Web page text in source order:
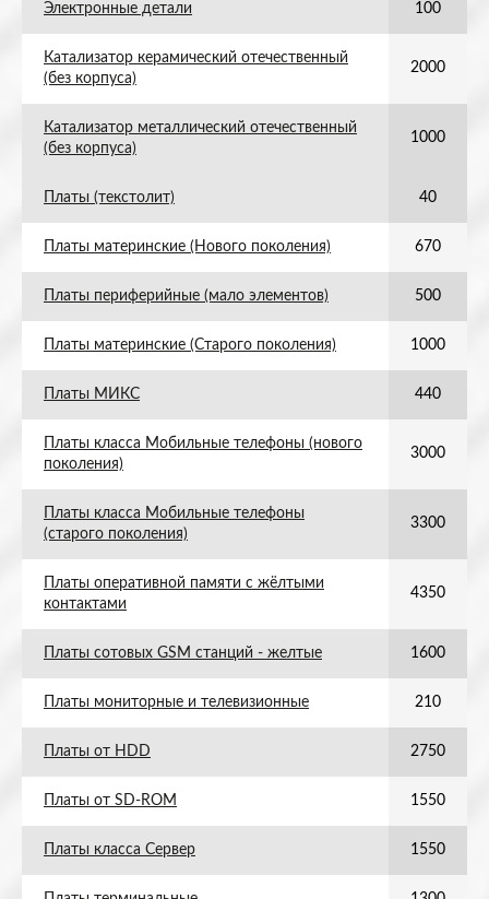
Электронные детали 100
Катализатор керамический отечественный
(без корпуса)
2000
Катализатор металлический отечественный
(без корпуса)
1000
Платы (текстолит) 40
Платы материнские (Нового поколения) 670
Платы периферийные (мало элементов) 500
Платы материнские (Старого поколения) 1000
Платы МИКС 440
Платы класса Мобильные телефоны (нового
поколения)
3000
Платы класса Мобильные телефоны
(старого поколения)
3300
Платы оперативной памяти с жёлтыми
контактами
4350
Платы сотовых GSM станций - желтые 1600
Платы мониторные и телевизионные 210
Платы от HDD 2750
Платы от SD-ROM 1550
Платы класса Сервер 1550